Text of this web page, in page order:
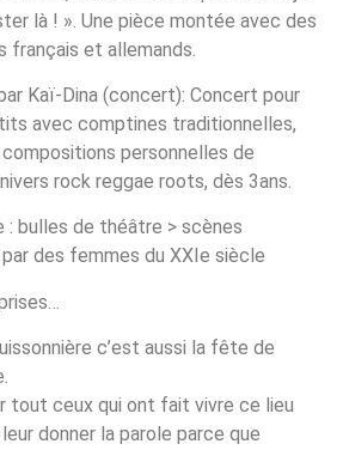
là ! ». Une pièce montée avec des
français et allemands.
Kaï-Dina (concert): Concert pour
avec comptines traditionnelles,
personnelles de
rock reggae roots, dès 3ans.
: bulles de théâtre > scènes
des femmes du XXIe siècle
c’est aussi la fête de
tout ceux qui ont fait vivre ce lieu
donner la parole parce que